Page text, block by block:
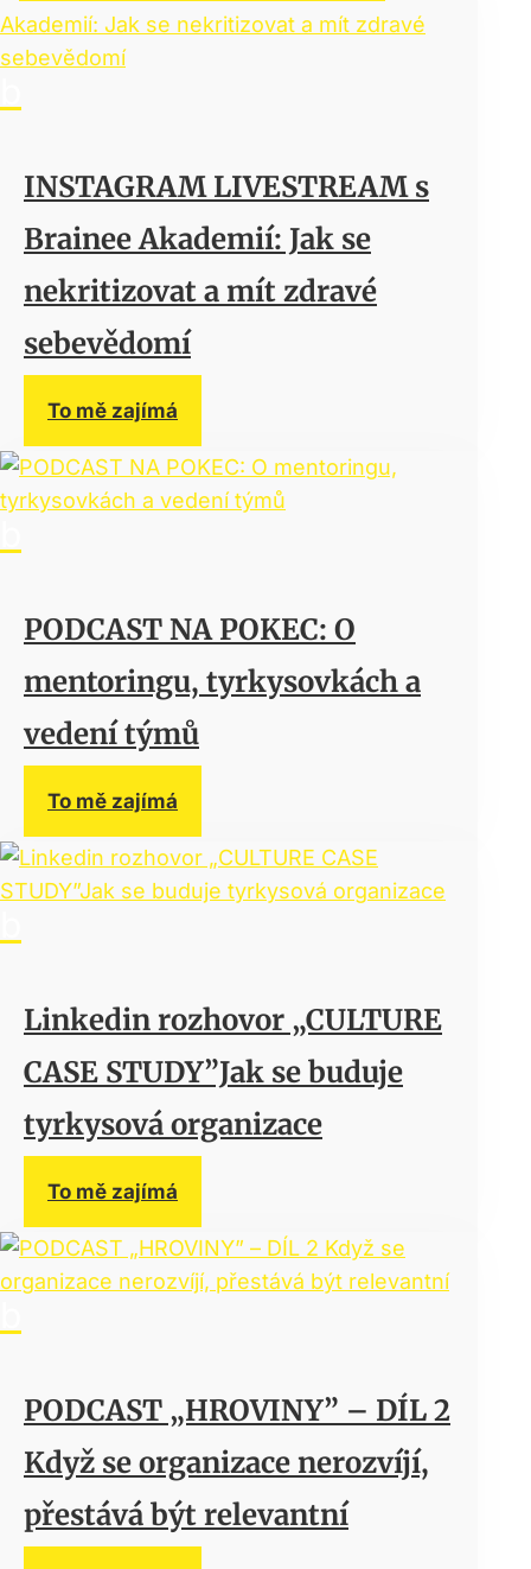
INSTAGRAM LIVESTREAM s
Brainee Akademií: Jak se
nekritizovat a mít zdravé
sebevědomí
To mě zajímá
PODCAST NA POKEC: O
mentoringu, tyrkysovkách a
vedení týmů
To mě zajímá
Linkedin rozhovor „CULTURE
CASE STUDY”Jak se buduje
tyrkysová organizace
To mě zajímá
PODCAST „HROVINY” – DÍL 2
Když se organizace nerozvíjí,
přestává být relevantní